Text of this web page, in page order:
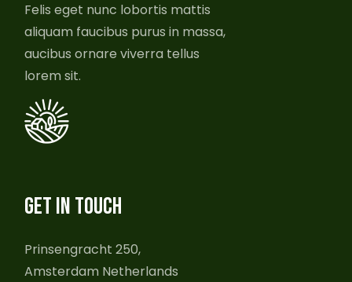
Felis eget nunc lobortis mattis
aliquam faucibus purus in massa,
aucibus ornare viverra tellus
lorem sit.
GET IN TOUCH
Prinsengracht 250,
Amsterdam Netherlands